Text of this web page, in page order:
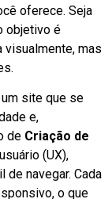
oferece. Seja
objetivo é
visualmente, mas
site que se
e,
de Criação de
(UX),
navegar. Cada
o que